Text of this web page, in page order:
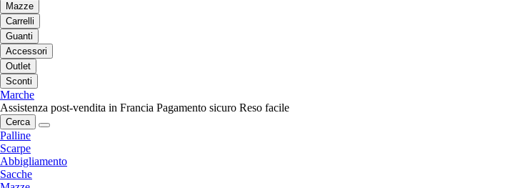
Mazze
Carrelli
Guanti
Accessori
Outlet
Sconti
Marche
Assistenza post-vendita in Francia Pagamento sicuro Reso facile
Cerca
Palline
Scarpe
Abbigliamento
Sacche